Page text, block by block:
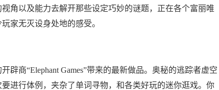
角以及能力去解开那些设定巧妙的谜题，正在各个富丽唯
家无灭设身处地的感受。
商“Elephant Games”带来的最新做品。奥秘的逃踪者虚空
进行体例，夹杂了单词寻物，和各类好玩的迷你逛戏。你